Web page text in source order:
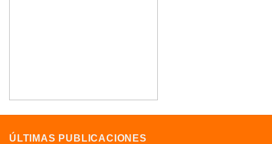
ÚLTIMAS PUBLICACIONES